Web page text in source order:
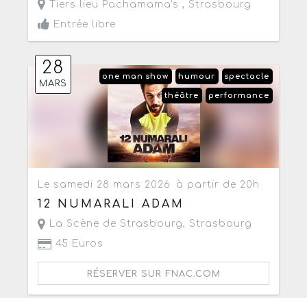
Tiers lieu Pachamama's , Strasbourg
Entrée libre
28
MARS
spectacle
humour
one man show
performance
théâtre
Le samedi 28 mars 2026 à partir de 20h
12 NUMARALI ADAM
La Scène de Strasbourg, Strasbourg
45 Euros
RÉSERVER SUR FNAC.COM